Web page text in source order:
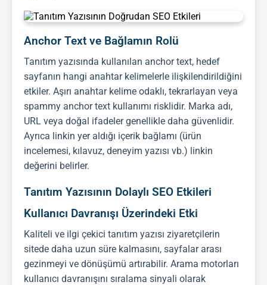
Anchor Text ve Bağlamın Rolü
Tanıtım yazısında kullanılan anchor text, hedef
sayfanın hangi anahtar kelimelerle ilişkilendirildiğini
etkiler. Aşırı anahtar kelime odaklı, tekrarlayan veya
spammy anchor text kullanımı risklidir. Marka adı,
URL veya doğal ifadeler genellikle daha güvenlidir.
Ayrıca linkin yer aldığı içerik bağlamı (ürün
incelemesi, kılavuz, deneyim yazısı vb.) linkin
değerini belirler.
Tanıtım Yazısının Dolaylı SEO Etkileri
Kullanıcı Davranışı Üzerindeki Etki
Kaliteli ve ilgi çekici tanıtım yazısı ziyaretçilerin
sitede daha uzun süre kalmasını, sayfalar arası
gezinmeyi ve dönüşümü artırabilir. Arama motorları
kullanıcı davranışını sıralama sinyali olarak